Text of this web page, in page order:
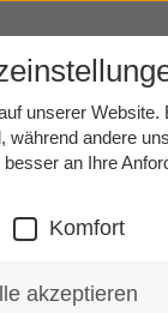
unserer Website.
während andere
an Ihre
Komfort
akzeptieren